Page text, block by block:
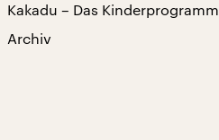
Kakadu – Das Kinderprogramm
Archiv